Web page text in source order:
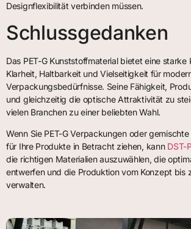
Designflexibilität verbinden müssen.
Schlussgedanken
Das PET-G Kunststoffmaterial bietet eine starke
Klarheit, Haltbarkeit und Vielseitigkeit für
Verpackungsbedürfnisse. Seine Fähigkeit,
und gleichzeitig die optische Attraktivität zu
vielen Branchen zu einer beliebten Wahl.
Wenn Sie PET-G Verpackungen oder
für Ihre Produkte in Betracht ziehen, kann DST-
die richtigen Materialien auszuwählen, die
entwerfen und die Produktion vom Konzept bis
verwalten.